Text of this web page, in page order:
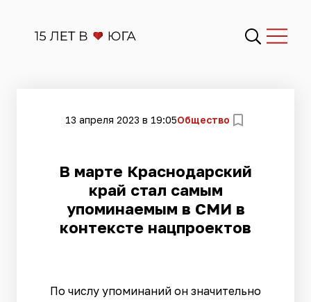
13 апреля 2023 в 19:05Общество
В марте Краснодарский
край стал самым
упоминаемым в СМИ в
контексте нацпроектов
По числу упоминаний он значительно